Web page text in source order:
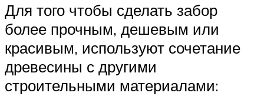
Для того чтобы сделать забор
более прочным, дешевым или
красивым, используют сочетание
древесины с другими
строительными материалами: